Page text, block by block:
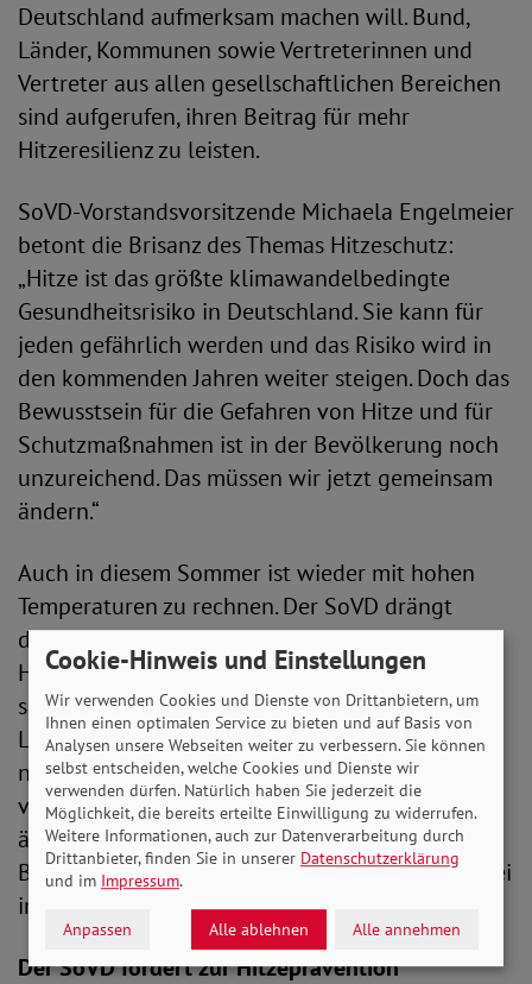
Deutschland aufmerksam machen will. Bund,
Länder, Kommunen sowie Vertreterinnen und
Vertreter aus allen gesellschaftlichen Bereichen
sind aufgerufen, ihren Beitrag für mehr
Hitzeresilienz zu leisten.
SoVD-Vorstandsvorsitzende Michaela Engelmeier
betont die Brisanz des Themas Hitzeschutz:
„Hitze ist das größte klimawandelbedingte
Gesundheitsrisiko in Deutschland. Sie kann für
jeden gefährlich werden und das Risiko wird in
den kommenden Jahren weiter steigen. Doch das
Bewusstsein für die Gefahren von Hitze und für
Schutzmaßnahmen ist in der Bevölkerung noch
unzureichend. Das müssen wir jetzt gemeinsam
ändern.“
Auch in diesem Sommer ist wieder mit hohen
Temperaturen zu rechnen. Der SoVD drängt
daher auf verstärkte Anstrengungen bei der
Hitzeprävention. „Aus Sicht unseres Verbandes
sind dazu gezielte Maßnahmen auf Bundes- und
Landesebene sowie in den Kommunen
notwendig“, betont Engelmeier. „Der Schutz von
vulnerablen Gruppen wie (Klein-)Kinder und
älteren Menschen oder Menschen mit
Behinderungen und mit Pflegebedarf muss dabei
im Vordergrund stehen.“
Der SoVD fordert zur Hitzeprävention
Cookie-Hinweis und Einstellungen
Wir verwenden Cookies und Dienste von Drittanbietern, um
Ihnen einen optimalen Service zu bieten und auf Basis von
Analysen unsere Webseiten weiter zu verbessern. Sie können
selbst entscheiden, welche Cookies und Dienste wir
verwenden dürfen. Natürlich haben Sie jederzeit die
Möglichkeit, die bereits erteilte Einwilligung zu widerrufen.
Weitere Informationen, auch zur Datenverarbeitung durch
Drittanbieter, finden Sie in unserer Datenschutzerklärung
und im Impressum.
Anpassen Alle ablehnen Alle annehmen